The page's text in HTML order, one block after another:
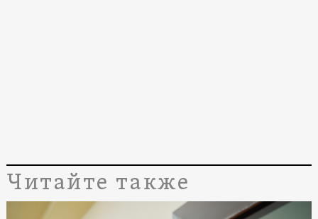
Читайте также